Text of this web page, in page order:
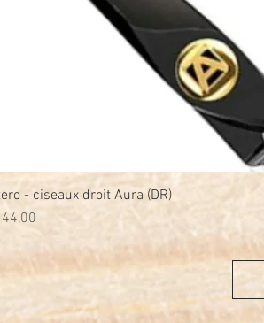
Snel overzicht
- ciseaux droit Aura (DR)